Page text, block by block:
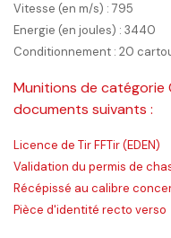
Vitesse (en m/s) : 795
Energie (en joules) : 3440
Conditionnement : 20
Munitions de catégorie
documents suivants :
Licence de Tir FFTir (EDEN)
Validation du permis de
Récépissé au calibre
Pièce d'identité recto verso